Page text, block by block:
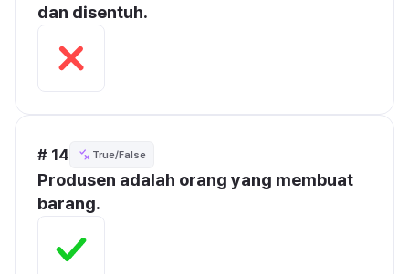
dan disentuh.
# 14 True/False
Produsen adalah orang yang membuat
barang.